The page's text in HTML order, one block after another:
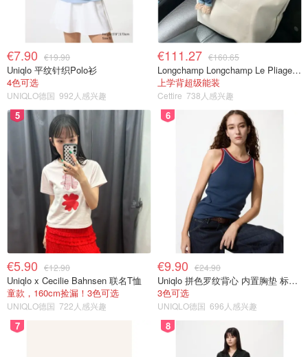
€7.90 €19.90
Uniqlo 平纹针织Polo衫
4色可选
UNIQLO德国 992人感兴趣
€111.27 €160.65
Longchamp Longchamp Le Pliage 大号手提包
上学背超级能装
Cettire 738人感兴趣
5
€5.90 €12.90
Uniqlo x Cecilie Bahnsen 联名T恤
童款，160cm捡漏！3色可选
UNIQLO德国 722人感兴趣
6
€9.90 €24.90
Uniqlo 拼色罗纹背心 内置胸垫 标准款
3色可选
UNIQLO德国 696人感兴趣
7 8